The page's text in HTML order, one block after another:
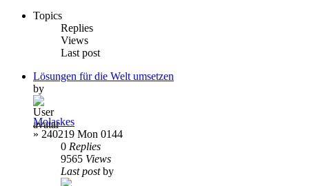
Topics
Replies
Views
Last post
Lösungen für die Welt umsetzen
by
Molaskes
» 240219 Mon 0144
0 Replies
9565 Views
Last postby